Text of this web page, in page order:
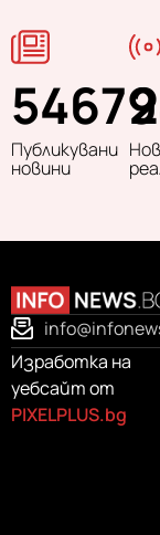
54679
Публикувани
новини
Изработка на
уебсайт от
PIXELPLUS.bg